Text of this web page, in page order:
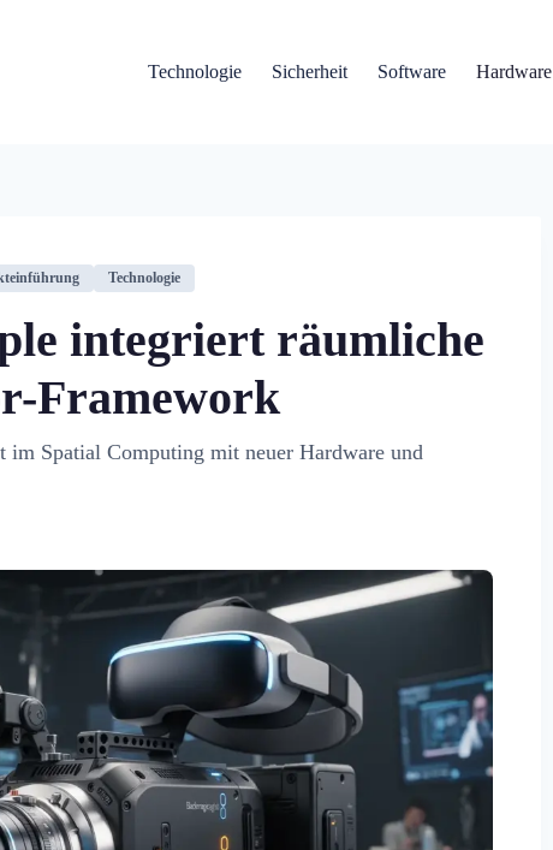
Technologie
Sicherheit Software Hardware
Technologie
integriert räumliche
Framework
im Spatial Computing mit neuer Hardware und